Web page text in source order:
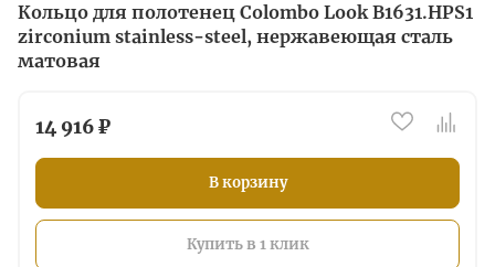
Кольцо для полотенец Colombo Look B1631.HPS1
zirconium stainless-steel, нержавеющая сталь
матовая
14 916 ₽
В корзину
Купить в 1 клик